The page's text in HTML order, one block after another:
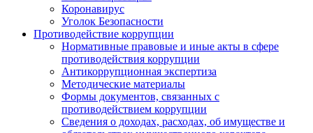
Коронавирус
Уголок Безопасности
Противодействие коррупции
Нормативные правовые и иные акты в сфере
противодействия коррупции
Антикоррупционная экспертиза
Методические материалы
Формы документов, связанных с
противодействием коррупции
Сведения о доходах, расходах, об имуществе и